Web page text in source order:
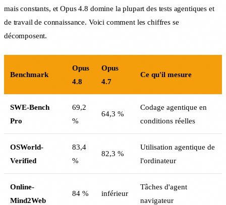
mais constants, et Opus 4.8 domine la plupart des tests agentiques et
de travail de connaissance. Voici comment les chiffres se
décomposent.
Benchmark
Opus
4.8
Opus
4.7
Ce qu'il mesure
SWE-Bench
Pro
69,2
%
64,3 %
Codage agentique en
conditions réelles
OSWorld-
Verified
83,4
%
82,3 %
Utilisation agentique de
l'ordinateur
Online-
Mind2Web
84 % inférieur
Tâches d'agent
navigateur